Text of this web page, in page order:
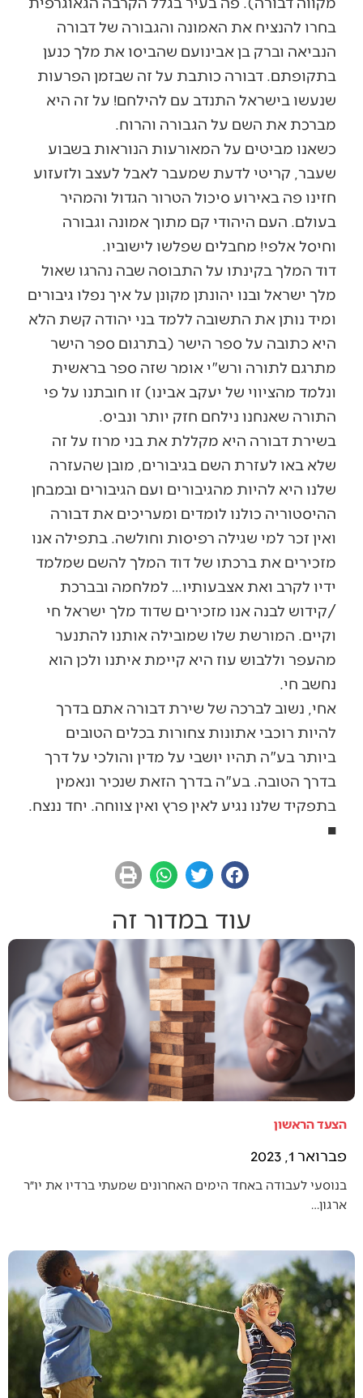
בחרו להנציח את האמונה והגבורה של דבורה
הנביאה וברק בן אבינועם שהביסו את מלך כנען
בתקופתם. דבורה כותבת על זה שבזמן הפרעות
שנעשו בישראל התנדב עם להילחם! על זה היא
מברכת את השם על הגבורה והרוח.
כשאנו מביטים על המאורעות הנוראות בשבוע
שעבר, קריטי לדעת שמעבר לאבל לעצב ולזעזוע
חזינו פה באירוע סיכול הטרור הגדול והמהיר
בעולם. העם היהודי קם מתוך אמונה וגבורה
וחיסל אלפי! מחבלים שפלשו לישוביו.
דוד המלך בקינתו על התבוסה שבה נהרגו שאול
מלך ישראל ובנו יהונתן מקונן על איך נפלו גיבורים
ומיד נותן את התשובה ללמד בני יהודה קשת הלא
היא כתובה על ספר הישר (בתרגום ספר הישר
מתרגם לתורה ורש"י אומר שזה ספר בראשית
ונלמד מהציווי של יעקב אבינו) זו חובתנו על פי
התורה שאנחנו נילחם חזק יותר ונביס.
בשירת דבורה היא מקללת את בני מרוז על זה
שלא באו לעזרת השם בגיבורים, מובן שהעזרה
שלנו היא להיות מהגיבורים ועם הגיבורים ובמבחן
ההיסטוריה כולנו לומדים ומעריכים את דבורה
ואין זכר למי שגילה רפיסות וחולשה. בתפילה אנו
מזכירים את ברכתו של דוד המלך להשם שמלמד
ידיו לקרב ואת אצבעותיו… למלחמה ובברכת
/קידוש לבנה אנו מזכירים שדוד מלך ישראל חי
וקיים. המורשת שלו שמובילה אותנו להתנער
מהעפר וללבוש עוז היא קיימת איתנו ולכן הוא
נחשב חי.
אחי, נשוב לברכה של שירת דבורה אתם בדרך
להיות רוכבי אתונות צחורות בכלים הטובים
ביותר בע"ה תהיו יושבי על מדין והולכי על דרך
בדרך הטובה. בע"ה בדרך הזאת שנכיר ונאמין
בתפקיד שלנו נגיע לאין פרץ ואין צווחה. יחד ננצח.
■
עוד במדור זה
הצעד הראשון
פברואר 1, 2023
בנוסעי לעבודה באחד הימים האחרונים שמעתי ברדיו את יו״ר
ארגון…